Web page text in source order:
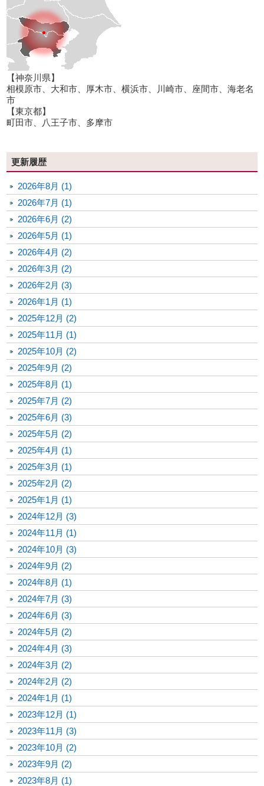
【神奈川県】
相模原市、大和市、厚木市、横浜市、川崎市、座間市、海老名
市
【東京都】
町田市、八王子市、多摩市
更新履歴
2026年8月 (1)
2026年7月 (1)
2026年6月 (2)
2026年5月 (1)
2026年4月 (2)
2026年3月 (2)
2026年2月 (3)
2026年1月 (1)
2025年12月 (2)
2025年11月 (1)
2025年10月 (2)
2025年9月 (2)
2025年8月 (1)
2025年7月 (2)
2025年6月 (3)
2025年5月 (2)
2025年4月 (1)
2025年3月 (1)
2025年2月 (2)
2025年1月 (1)
2024年12月 (3)
2024年11月 (1)
2024年10月 (3)
2024年9月 (2)
2024年8月 (1)
2024年7月 (3)
2024年6月 (3)
2024年5月 (2)
2024年4月 (3)
2024年3月 (2)
2024年2月 (2)
2024年1月 (1)
2023年12月 (1)
2023年11月 (3)
2023年10月 (2)
2023年9月 (2)
2023年8月 (1)